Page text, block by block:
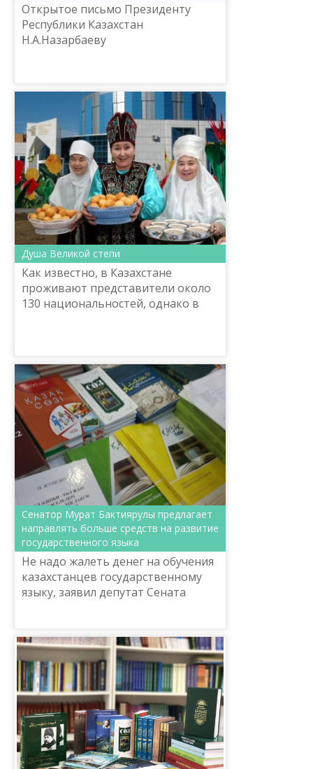
Открытое письмо Президенту
Республики Казахстан
Н.А.Назарбаеву
Душа Великой степи
Как известно, в Казахстане
проживают представители около
130 национальностей, однако в
Сенатор Мурат Бактиярулы предлагает
направлять больше средств на развитие
государственного языка
Не надо жалеть денег на обучения
казахстанцев государственному
языку, заявил депутат Сената
государства: казахс...